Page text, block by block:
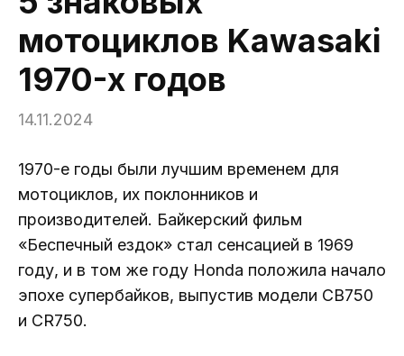
мотоциклов Kawasaki
1970-х годов
14.11.2024
1970-е годы были лучшим временем для
мотоциклов, их поклонников и
производителей. Байкерский фильм
«Беспечный ездок» стал сенсацией в 1969
году, и в том же году Honda положила начало
эпохе супербайков, выпустив модели CB750
и CR750.